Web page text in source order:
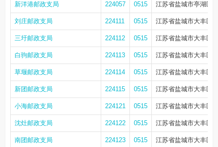
新洋港邮政支局 224057 0515 江苏省盐城市亭湖区
刘庄邮政支局 224111 0515 江苏省盐城市大丰区
三圩邮政支局 224112 0515 江苏省盐城市大丰区
白驹邮政支局 224113 0515 江苏省盐城市大丰区
草堰邮政支局 224114 0515 江苏省盐城市大丰区
新团邮政支局 224115 0515 江苏省盐城市大丰区
小海邮政支局 224121 0515 江苏省盐城市大丰区
沈灶邮政支局 224122 0515 江苏省盐城市大丰区
南团邮政支局 224123 0515 江苏省盐城市大丰区